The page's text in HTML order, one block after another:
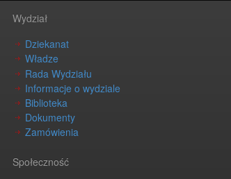
Wydział
Dziekanat
Władze
Rada Wydziału
Informacje o wydziale
Biblioteka
Dokumenty
Zamówienia
Społeczność